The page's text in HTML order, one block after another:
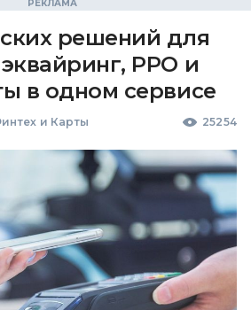
решений для
РРО и
в одном сервисе
и Карты 25254